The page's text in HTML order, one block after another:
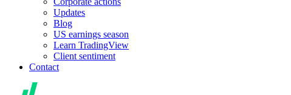
Updates
Blog
US earnings season
Learn TradingView
Client sentiment
Contact